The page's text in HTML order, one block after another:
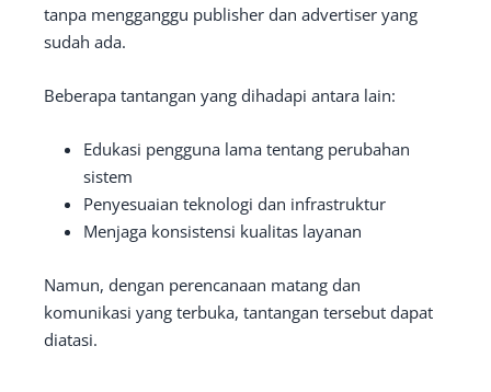
tanpa mengganggu publisher dan advertiser yang
sudah ada.
Beberapa tantangan yang dihadapi antara lain:
Edukasi pengguna lama tentang perubahan
sistem
Penyesuaian teknologi dan infrastruktur
Menjaga konsistensi kualitas layanan
Namun, dengan perencanaan matang dan
komunikasi yang terbuka, tantangan tersebut dapat
diatasi.